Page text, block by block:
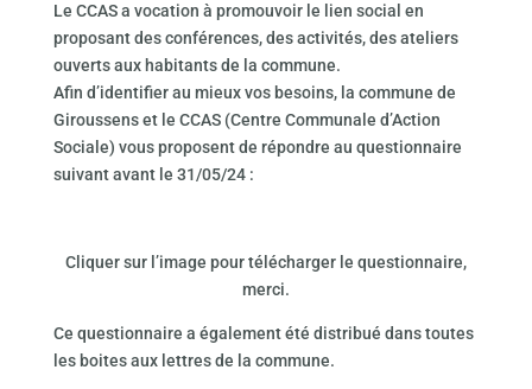
Le CCAS a vocation à promouvoir le lien social en
proposant des conférences, des activités, des ateliers
ouverts aux habitants de la commune.
Afin d’identifier au mieux vos besoins, la commune de
Giroussens et le CCAS (Centre Communale d’Action
Sociale) vous proposent de répondre au questionnaire
suivant avant le 31/05/24 :
Cliquer sur l’image pour télécharger le questionnaire,
merci.
Ce questionnaire a également été distribué dans toutes
les boites aux lettres de la commune.